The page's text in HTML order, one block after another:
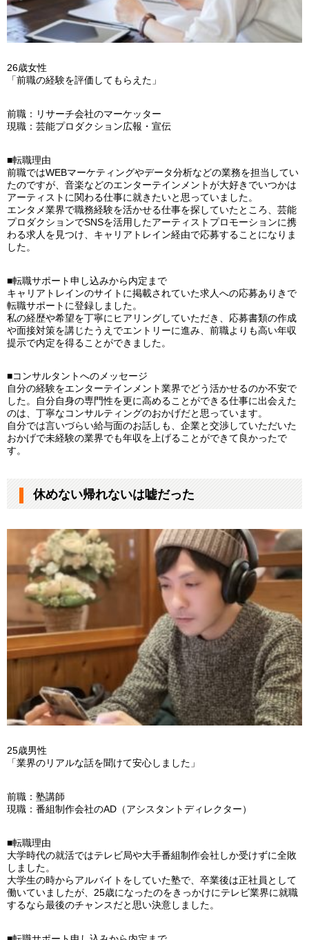
26歳女性
「前職の経験を評価してもらえた」
前職：リサーチ会社のマーケッター
現職：芸能プロダクション広報・宣伝
■転職理由
前職ではWEBマーケティングやデータ分析などの業務を担当してい
たのですが、音楽などのエンターテインメントが大好きでいつかは
アーティストに関わる仕事に就きたいと思っていました。
エンタメ業界で職務経験を活かせる仕事を探していたところ、芸能
プロダクションでSNSを活用したアーティストプロモーションに携
わる求人を見つけ、キャリアトレイン経由で応募することになりま
した。
■転職サポート申し込みから内定まで
キャリアトレインのサイトに掲載されていた求人への応募ありきで
転職サポートに登録しました。
私の経歴や希望を丁寧にヒアリングしていただき、応募書類の作成
や面接対策を講じたうえでエントリーに進み、前職よりも高い年収
提示で内定を得ることができました。
■コンサルタントへのメッセージ
自分の経験をエンターテインメント業界でどう活かせるのか不安で
した。自分自身の専門性を更に高めることができる仕事に出会えた
のは、丁寧なコンサルティングのおかげだと思っています。
自分では言いづらい給与面のお話しも、企業と交渉していただいた
おかげで未経験の業界でも年収を上げることができて良かったで
す。
休めない帰れないは嘘だった
25歳男性
「業界のリアルな話を聞けて安心しました」
前職：塾講師
現職：番組制作会社のAD（アシスタントディレクター）
■転職理由
大学時代の就活ではテレビ局や大手番組制作会社しか受けずに全敗
しました。
大学生の時からアルバイトをしていた塾で、卒業後は正社員として
働いていましたが、25歳になったのをきっかけにテレビ業界に就職
するなら最後のチャンスだと思い決意しました。